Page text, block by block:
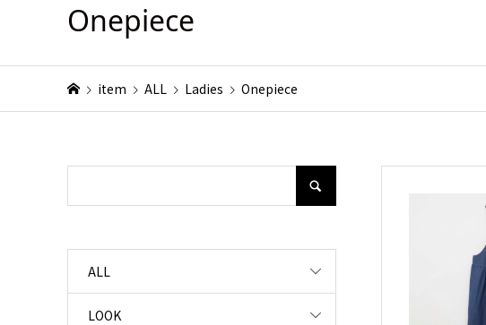
Onepiece
item ALL Ladies Onepiece
ALL
LOOK